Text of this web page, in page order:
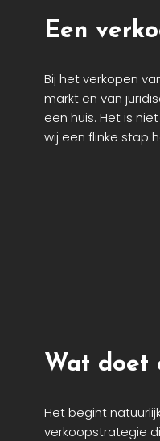
Een
Bij het verkopen
markt en van
een huis. Het is
wij een flinke stap
Wat doet
Het begint
verkoopstrategie